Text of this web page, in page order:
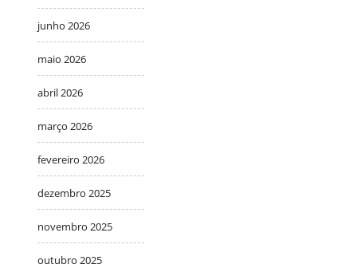
junho 2026
maio 2026
abril 2026
março 2026
fevereiro 2026
dezembro 2025
novembro 2025
outubro 2025